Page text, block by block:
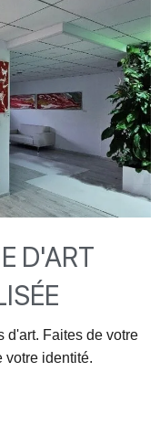
D'ART
d'art. Faites de votre
votre identité.